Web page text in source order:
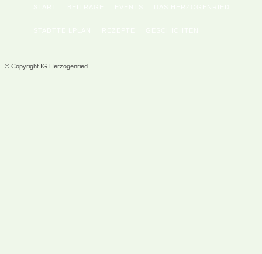
© Copyright IG Herzogenried